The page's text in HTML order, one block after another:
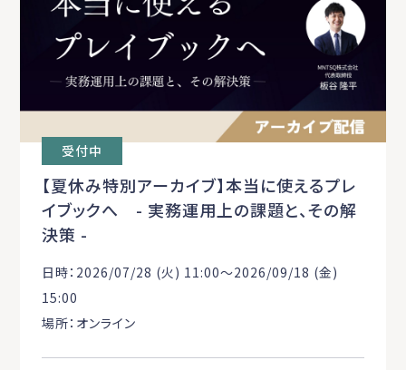
受付中
【夏休み特別アーカイブ】本当に使えるプレ
イブックへ - 実務運用上の課題と、その解
決策 -
日時：2026/07/28 (火) 11:00〜2026/09/18 (金)
15:00
場所：オンライン